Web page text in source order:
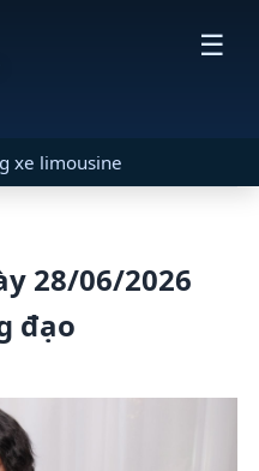
☰
xe limousine
28/06/2026
đạo